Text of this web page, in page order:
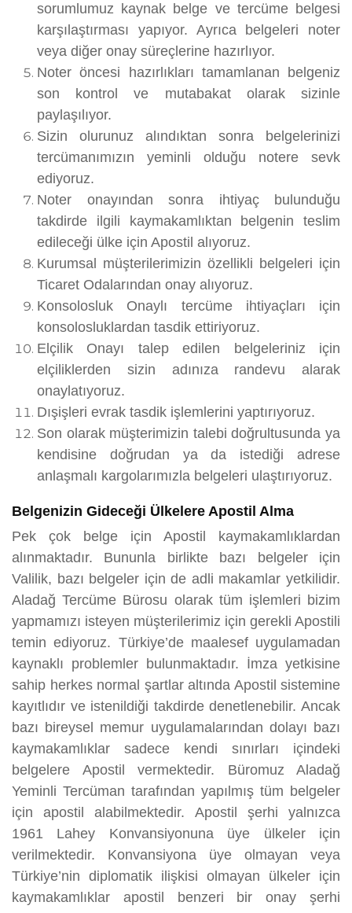
sorumlumuz kaynak belge ve tercüme belgesi
karşılaştırması yapıyor. Ayrıca belgeleri noter
veya diğer onay süreçlerine hazırlıyor.
Noter öncesi hazırlıkları tamamlanan belgeniz
son kontrol ve mutabakat olarak sizinle
paylaşılıyor.
Sizin olurunuz alındıktan sonra belgelerinizi
tercümanımızın yeminli olduğu notere sevk
ediyoruz.
Noter onayından sonra ihtiyaç bulunduğu
takdirde ilgili kaymakamlıktan belgenin teslim
edileceği ülke için Apostil alıyoruz.
Kurumsal müşterilerimizin özellikli belgeleri için
Ticaret Odalarından onay alıyoruz.
Konsolosluk Onaylı tercüme ihtiyaçları için
konsolosluklardan tasdik ettiriyoruz.
Elçilik Onayı talep edilen belgeleriniz için
elçiliklerden sizin adınıza randevu alarak
onaylatıyoruz.
Dışişleri evrak tasdik işlemlerini yaptırıyoruz.
Son olarak müşterimizin talebi doğrultusunda ya
kendisine doğrudan ya da istediği adrese
anlaşmalı kargolarımızla belgeleri ulaştırıyoruz.
Belgenizin Gideceği Ülkelere Apostil Alma
Pek çok belge için Apostil kaymakamlıklardan
alınmaktadır. Bununla birlikte bazı belgeler için
Valilik, bazı belgeler için de adli makamlar yetkilidir.
Aladağ Tercüme Bürosu olarak tüm işlemleri bizim
yapmamızı isteyen müşterilerimiz için gerekli Apostili
temin ediyoruz. Türkiye’de maalesef uygulamadan
kaynaklı problemler bulunmaktadır. İmza yetkisine
sahip herkes normal şartlar altında Apostil sistemine
kayıtlıdır ve istenildiği takdirde denetlenebilir. Ancak
bazı bireysel memur uygulamalarından dolayı bazı
kaymakamlıklar sadece kendi sınırları içindeki
belgelere Apostil vermektedir. Büromuz Aladağ
Yeminli Tercüman tarafından yapılmış tüm belgeler
için apostil alabilmektedir. Apostil şerhi yalnızca
1961 Lahey Konvansiyonuna üye ülkeler için
verilmektedir. Konvansiyona üye olmayan veya
Türkiye’nin diplomatik ilişkisi olmayan ülkeler için
kaymakamlıklar apostil benzeri bir onay şerhi